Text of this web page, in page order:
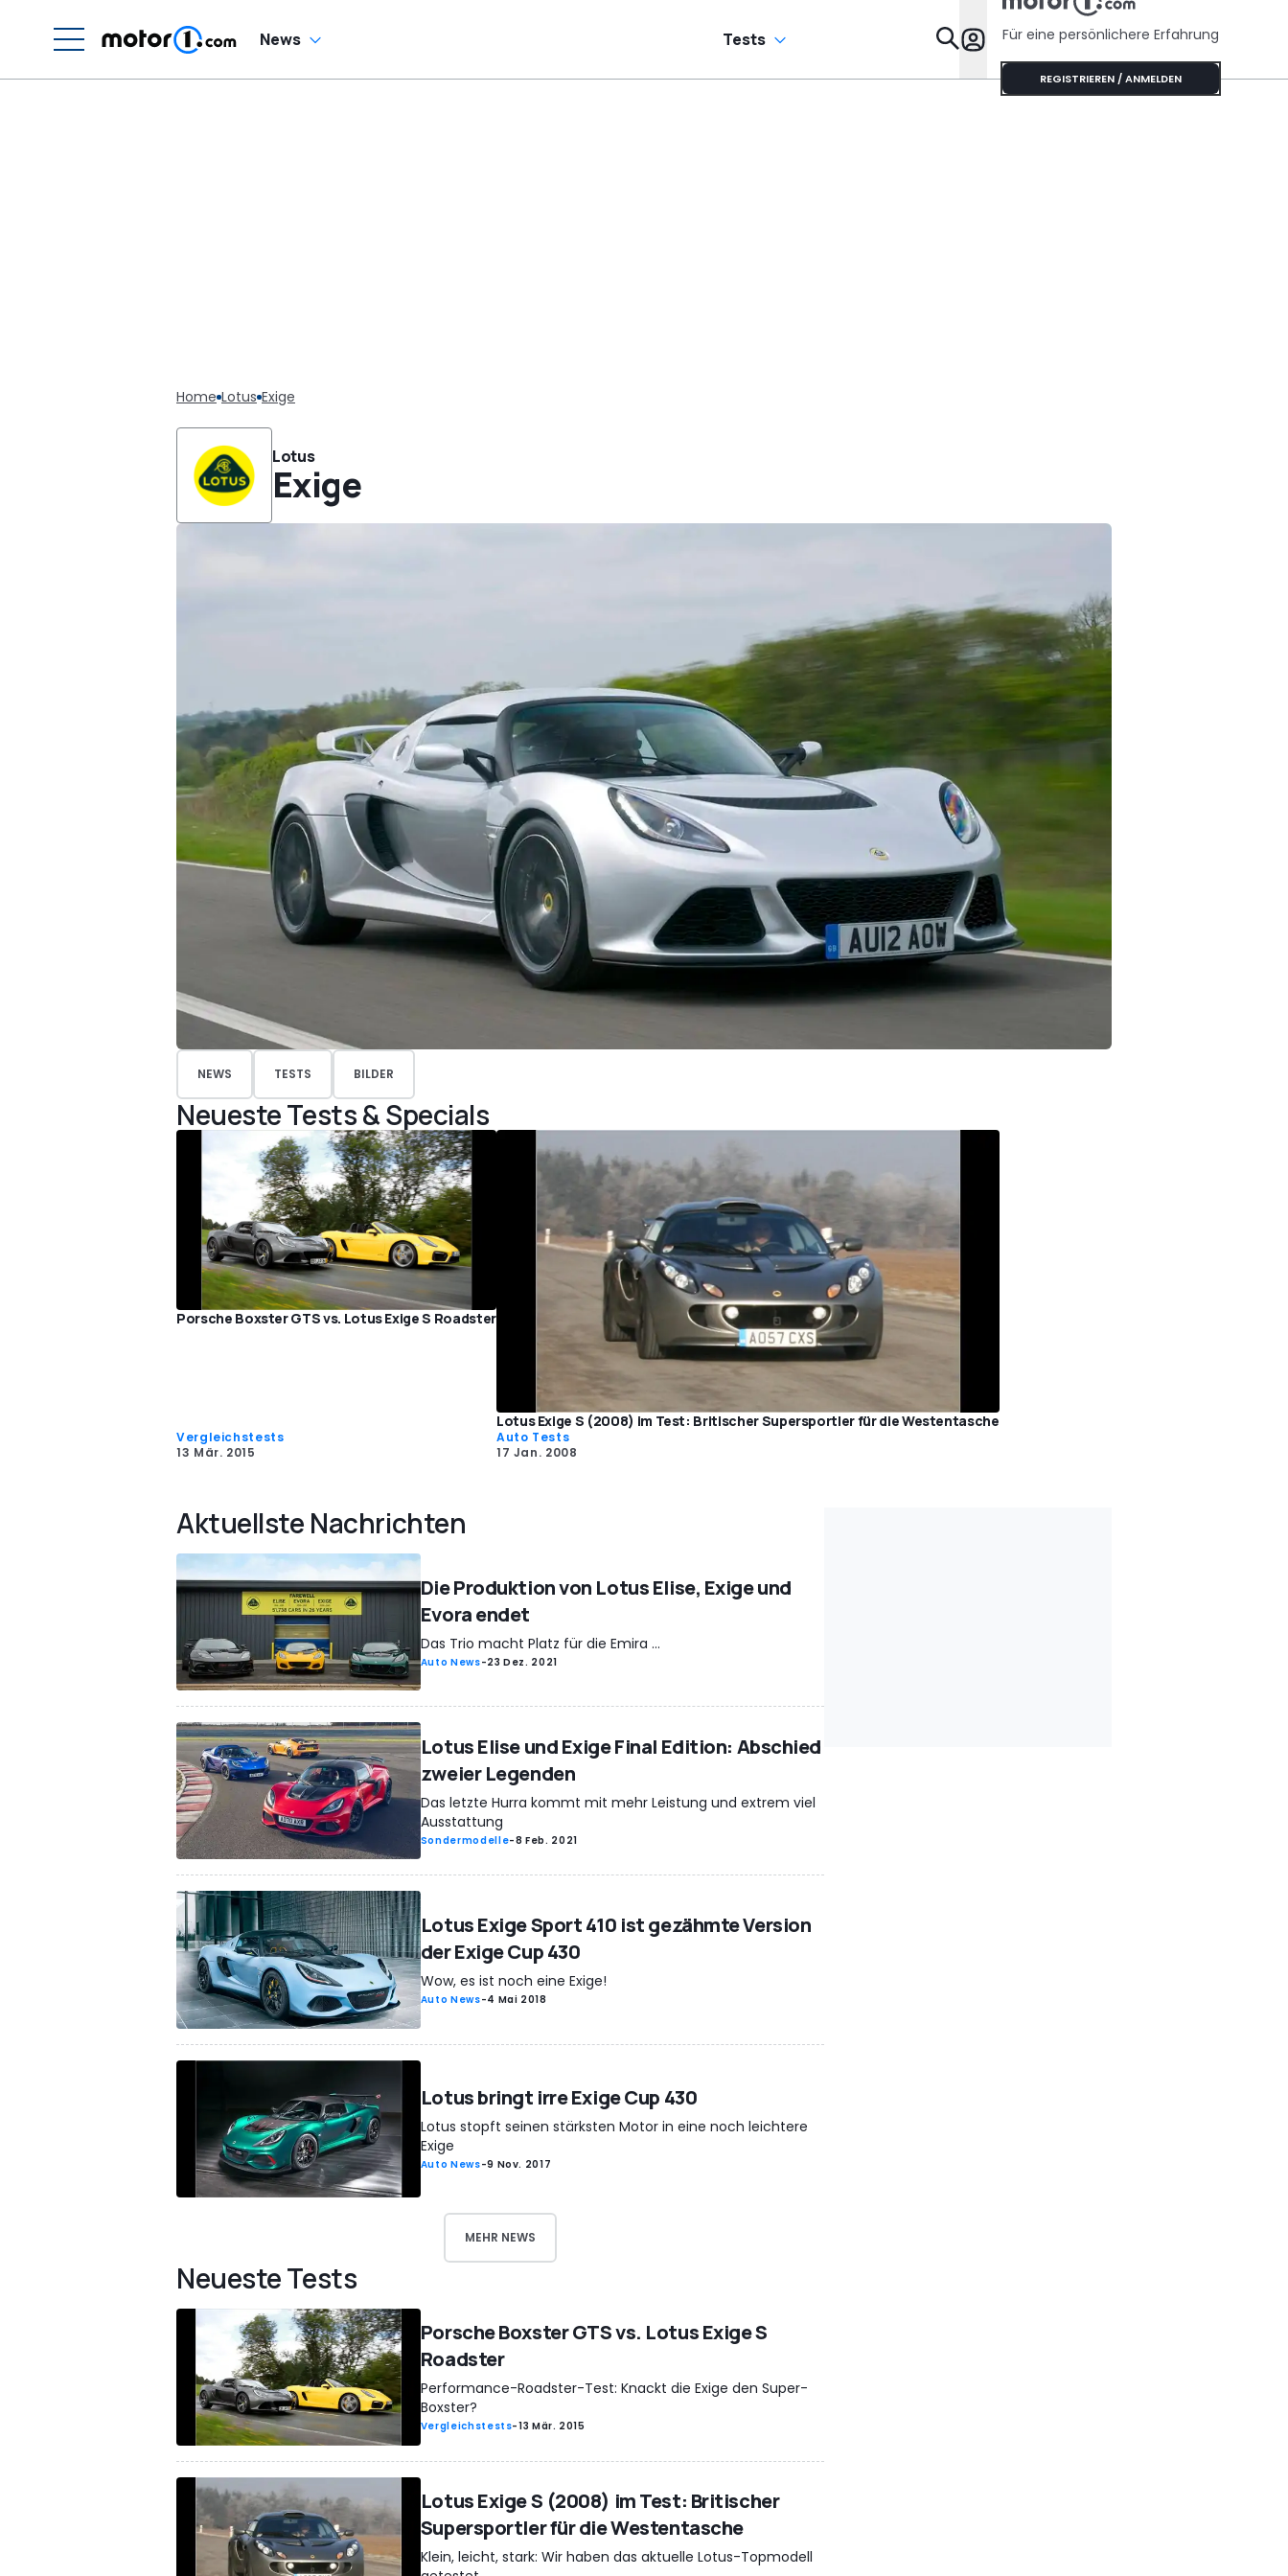
News Tests Specials
Für eine persönlichere Erfahrung
REGISTRIEREN / ANMELDEN
Home Lotus Exige
Lotus
Exige
NEWS TESTS BILDER
Neueste Tests & Specials
Porsche Boxster GTS vs. Lotus Exige S Roadster
Vergleichstests
13 Mär. 2015
Lotus Exige S (2008) im Test: Britischer Supersportler für die Westentasche
Auto Tests
17 Jan. 2008
Aktuellste Nachrichten
Die Produktion von Lotus Elise, Exige und
Evora endet
Das Trio macht Platz für die Emira ...
Auto News-23 Dez. 2021
Lotus Elise und Exige Final Edition: Abschied
zweier Legenden
Das letzte Hurra kommt mit mehr Leistung und extrem viel
Ausstattung
Sondermodelle-8 Feb. 2021
Lotus Exige Sport 410 ist gezähmte Version
der Exige Cup 430
Wow, es ist noch eine Exige!
Auto News-4 Mai 2018
Lotus bringt irre Exige Cup 430
Lotus stopft seinen stärksten Motor in eine noch leichtere
Exige
Auto News-9 Nov. 2017
MEHR NEWS
Neueste Tests
Porsche Boxster GTS vs. Lotus Exige S
Roadster
Performance-Roadster-Test: Knackt die Exige den Super-
Boxster?
Vergleichstests-13 Mär. 2015
Lotus Exige S (2008) im Test: Britischer
Supersportler für die Westentasche
Klein, leicht, stark: Wir haben das aktuelle Lotus-Topmodell